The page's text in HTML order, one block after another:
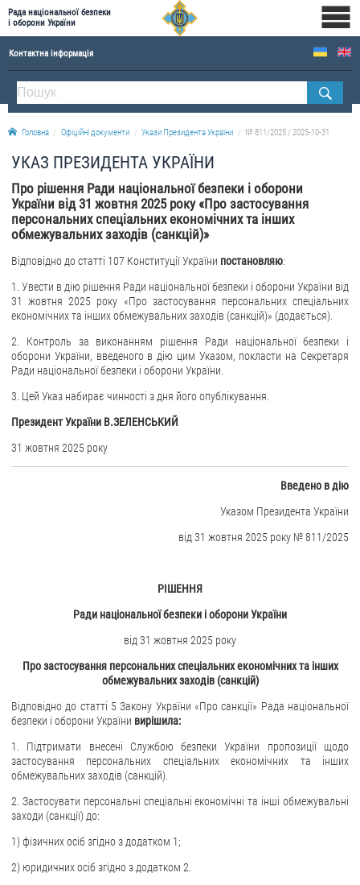
Рада національної безпеки
і оборони України
Контактна інформація
ПРО РНБОУ
Склад Ради національної безпеки і оборони України
Апарат Ради національної безпеки і оборони України
Правова основа діяльності Ради національної безпеки і оборони України
Історична довідка про діяльність Ради національної безпеки і оборони України
ОФІЦІЙНІ ДОКУМЕНТИ
Новини
Drone Deals
Відеогалерея
Звернення громадян
Електронне звернення
Головна Офіційні документи Укази Президента України № 811/2025 / 2025-10-31
УКАЗ ПРЕЗИДЕНТА УКРАЇНИ
Про рішення Ради національної безпеки і оборони
України від 31 жовтня 2025 року «Про застосування
персональних спеціальних економічних та інших
обмежувальних заходів (санкцій)»
Відповідно до статті 107 Конституції України постановляю:
1. Увести в дію рішення Ради національної безпеки і оборони України від
31 жовтня 2025 року «Про застосування персональних спеціальних
економічних та інших обмежувальних заходів (санкцій)» (додається).
2. Контроль за виконанням рішення Ради національної безпеки і
оборони України, введеного в дію цим Указом, покласти на Секретаря
Ради національної безпеки і оборони України.
3. Цей Указ набирає чинності з дня його опублікування.
Президент України В.ЗЕЛЕНСЬКИЙ
31 жовтня 2025 року
Введено в дію
Указом Президента України
від 31 жовтня 2025 року № 811/2025
РІШЕННЯ
Ради національної безпеки і оборони України
від 31 жовтня 2025 року
Про застосування персональних спеціальних економічних та інших
обмежувальних заходів (санкцій)
Відповідно до статті 5 Закону України «Про санкції» Рада національної
безпеки і оборони України вирішила:
1. Підтримати внесені Службою безпеки України пропозиції щодо
застосування персональних спеціальних економічних та інших
обмежувальних заходів (санкцій).
2. Застосувати персональні спеціальні економічні та інші обмежувальні
заходи (санкції) до:
1) фізичних осіб згідно з додатком 1;
2) юридичних осіб згідно з додатком 2.